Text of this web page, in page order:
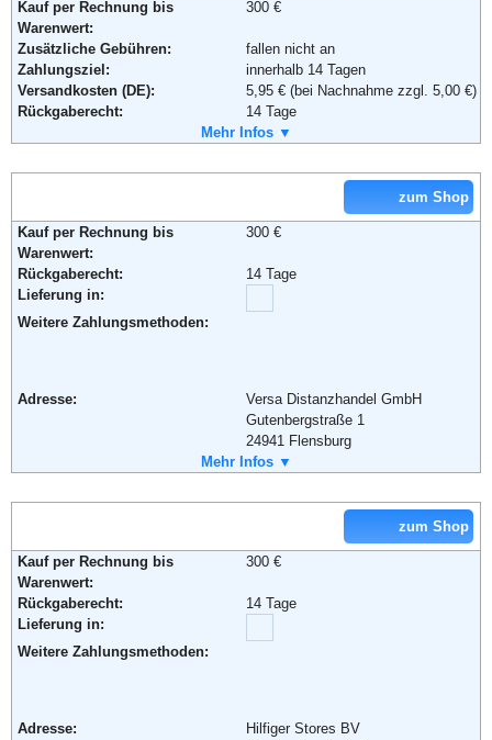
Weiterführende Informationen: AGB
Kauf per Rechnung bis
Warenwert:
300 €
Zusätzliche Gebühren:
fallen nicht an
Zahlungsziel:
innerhalb 14 Tagen
Versandkosten (DE):
5,95 € (bei Nachnahme zzgl. 5,00 €)
Rückgaberecht:
14 Tage
Ja
Lieferung in:
Adresse:
Ulla Popken GmbH
26178 Rastede
Telefon:
Fax:
Weiterführende Informationen:
AGB
Mehr Infos ▼
zum Shop
Kauf per Rechnung bis
Warenwert:
300 €
Rückgaberecht:
14 Tage
Lieferung in:
Weitere Zahlungsmethoden:
Adresse:
Versa Distanzhandel GmbH
Gutenbergstraße 1
24941 Flensburg
0180 6 000 194
Email:
kundendienst@beate-uhse.com
Weiterführende Informationen: Blog,AGB
Mehr Infos ▼
zum Shop
Kauf per Rechnung bis
Warenwert:
300 €
Rückgaberecht:
14 Tage
Lieferung in:
Weitere Zahlungsmethoden:
Adresse:
Hilfiger Stores BV